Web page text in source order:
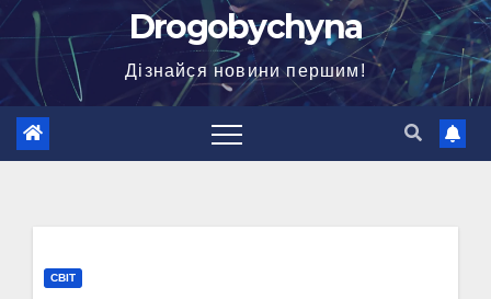
Drogobychyna
Дізнайся новини першим!
СВІТ